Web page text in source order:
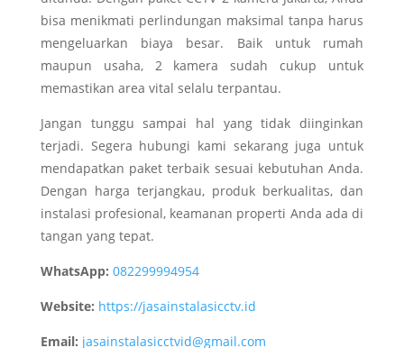
bisa menikmati perlindungan maksimal tanpa harus
mengeluarkan biaya besar. Baik untuk rumah
maupun usaha, 2 kamera sudah cukup untuk
memastikan area vital selalu terpantau.
Jangan tunggu sampai hal yang tidak diinginkan
terjadi. Segera hubungi kami sekarang juga untuk
mendapatkan paket terbaik sesuai kebutuhan Anda.
Dengan harga terjangkau, produk berkualitas, dan
instalasi profesional, keamanan properti Anda ada di
tangan yang tepat.
WhatsApp: 082299994954
Website: https://jasainstalasicctv.id
Email: jasainstalasicctvid@gmail.com